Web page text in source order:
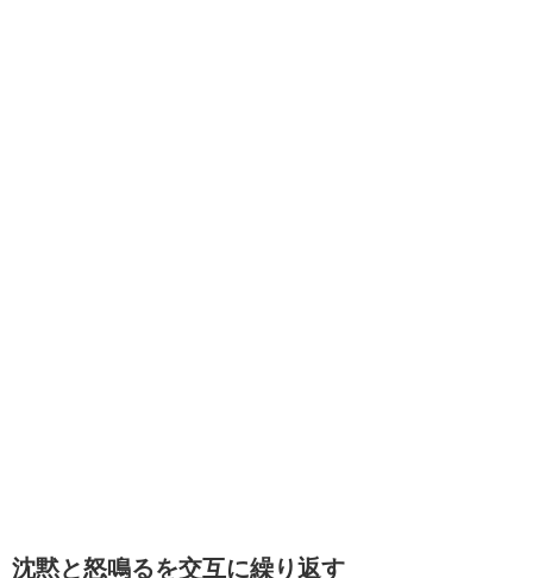
沈黙と怒鳴るを交互に繰り返す